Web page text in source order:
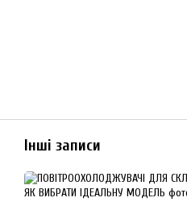
Інші записи